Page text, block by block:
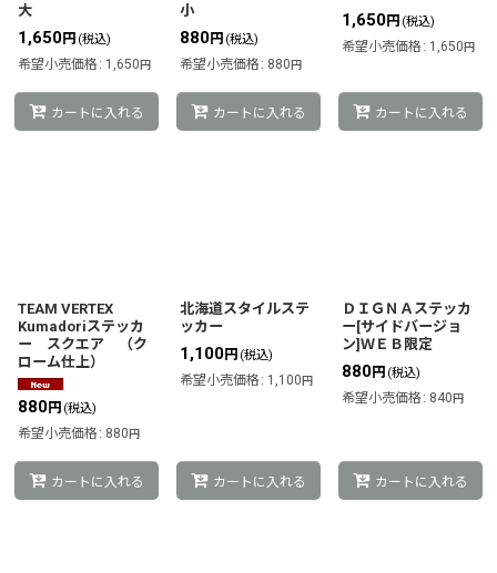
大
1,650円 (税込)
希望小売価格 : 1,650円
カートに入れる
小
880円 (税込)
希望小売価格 : 880円
カートに入れる
1,650円 (税込)
希望小売価格 : 1,650円
カートに入れる
TEAM VERTEX
Kumadoriステッカ
ー スクエア （ク
ローム仕上）
880円 (税込)
希望小売価格 : 880円
カートに入れる
北海道スタイルステ
ッカー
1,100円 (税込)
希望小売価格 : 1,100円
カートに入れる
ＤＩＧＮＡステッカ
ー[サイドバージョ
ン]ＷＥＢ限定
880円 (税込)
希望小売価格 : 840円
カートに入れる